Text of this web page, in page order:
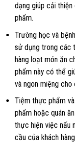
dạng giúp cải
phẩm.
Trường học và
sử dụng trong các
hàng loạt món ăn
phẩm này có thể
và ngon miệng cho
Tiệm thực phẩm
phẩm hoặc quán
thực hiện việc nấu
cầu của khách